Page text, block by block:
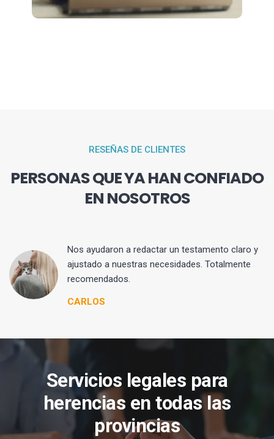
RESEÑAS DE CLIENTES
PERSONAS QUE YA HAN CONFIADO
EN NOSOTROS
Nos ayudaron a redactar un testamento claro y
ajustado a nuestras necesidades. Totalmente
recomendados.
CARLOS
Servicios legales para
herencias en todas las
provincias